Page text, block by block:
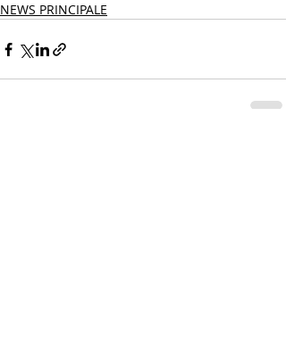
NEWS PRINCIPALE